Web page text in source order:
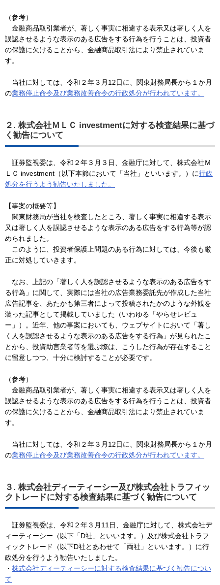
（参考）
金融商品取引業者が、著しく事実に相違する表示又は著しく人を
誤認させるような表示のある広告をする行為を行うことは、投資者
の保護に欠けることから、金融商品取引法により禁止されていま
す。
当社に対しては、令和２年３月12日に、関東財務局長から１か月
の業務停止命令及び業務改善命令の行政処分が行われています。
２. 株式会社ＭＬＣ investmentに対する検査結果に基づ
く勧告について
証券監視委は、令和２年３月３日、金融庁に対して、株式会社Ｍ
ＬＣ investment（以下本節において「当社」といいます。）に行政
処分を行うよう勧告いたしました。
【事案の概要等】
関東財務局が当社を検査したところ、著しく事実に相違する表示
又は著しく人を誤認させるような表示のある広告をする行為等が認
められました。
このように、投資者保護上問題のある行為に対しては、今後も厳
正に対処していきます。
なお、上記の「著しく人を誤認させるような表示のある広告をす
る行為」に関して、実際には当社の広告業務委託先が作成した当社
広告記事を、あたかも第三者によって投稿されたかのような外観を
装った記事として掲載していました（いわゆる「やらせレビュ
ー」）。近年、他の事案においても、ウェブサイトにおいて「著し
く人を誤認させるような表示のある広告をする行為」が見られたこ
とから、投資助言業者等を選ぶ際は、こうした行為が存在すること
に留意しつつ、十分に検討することが必要です。
（参考）
金融商品取引業者が、著しく事実に相違する表示又は著しく人を
誤認させるような表示のある広告をする行為を行うことは、投資者
の保護に欠けることから、金融商品取引法により禁止されていま
す。
当社に対しては、令和２年３月12日に、関東財務局長から１か月
の業務停止命令及び業務改善命令の行政処分が行われています。
３. 株式会社ディーティーシー及び株式会社トラフィッ
クトレードに対する検査結果に基づく勧告について
証券監視委は、令和２年３月11日、金融庁に対して、株式会社デ
ィーティーシー（以下「D社」といいます。）及び株式会社トラフ
ィックトレード（以下D社とあわせて「両社」といいます。）に行
政処分を行うよう勧告いたしました。
・ 株式会社ディーティーシーに対する検査結果に基づく勧告につい
て